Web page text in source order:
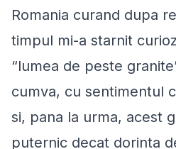
Romania curand dupa
timpul mi-a starnit
“lumea de peste
cumva, cu sentimentul
si, pana la urma, acest
puternic decat dorinta